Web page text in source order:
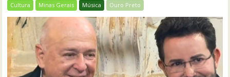
Cultura Minas Gerais Música Ouro Preto